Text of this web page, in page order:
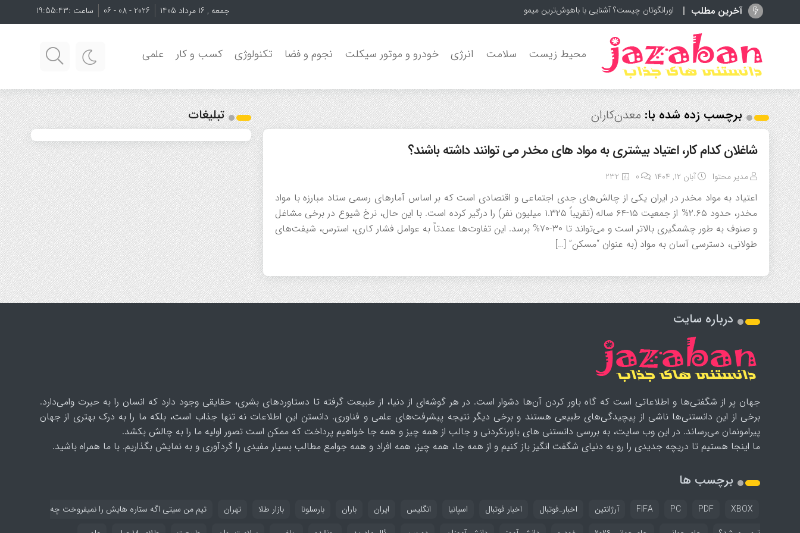
آخرین مطلب اورانگوتان چیست؟ آشنایی با باهوش‌ترین میمون جنگل‌ جمعه , 16 مرداد 1405 2026 - 08 - 06 ساعت :19:55:44
محیط زیست سلامت انرژی خودرو و موتور سیکلت نجوم و فضا تکنولوژی کسب و کار علمی
برچسب زده شده با:معدن‌کاران
شاغلان کدام کار، اعتیاد بیشتری به مواد های مخدر می توانند داشته باشند؟
مدیر محتوا آبان ۱۲, ۱۴۰۴ 0
232
اعتیاد به مواد مخدر در ایران یکی از چالش‌های جدی اجتماعی و اقتصادی است که بر اساس آمارهای رسمی ستاد مبارزه با مواد
مخدر، حدود ۲.۶۵% از جمعیت ۱۵-۶۴ ساله (تقریباً ۱.۳۲۵ میلیون نفر) را درگیر کرده است. با این حال، نرخ شیوع در برخی مشاغل
و صنوف به طور چشمگیری بالاتر است و می‌تواند تا ۳۰-۷۰% برسد. این تفاوت‌ها عمدتاً به عوامل فشار کاری، استرس، شیفت‌های
طولانی، دسترسی آسان به مواد (به عنوان “مسکن” […]
تبلیغات
درباره سایت
جهان پر از شگفتی‌ها و اطلاعاتی است که گاه باور کردن آن‌ها دشوار است. در هر گوشه‌ای از دنیا، از طبیعت گرفته تا دستاوردهای بشری، حقایقی وجود دارد که انسان را به حیرت وامی‌دارد.
برخی از این دانستنی‌ها ناشی از پیچیدگی‌های طبیعی هستند و برخی دیگر نتیجه پیشرفت‌های علمی و فناوری. دانستن این اطلاعات نه تنها جذاب است، بلکه ما را به درک بهتری از جهان
پیرامونمان می‌رساند. در این وب سایت، به بررسی دانستنی های باورنکردنی و جالب از همه چیز و همه جا خواهیم پرداخت که ممکن است تصور اولیه ما را به چالش بکشد.
ما اینجا هستیم تا دریچه جدیدی را رو به دنیای شگفت انگیز باز کنیم و از همه جا، همه چیز، همه افراد و همه جوامع مطالب بسیار مفیدی را گردآوری و به نمایش بگذاریم. با ما همراه باشید.
برچسب ها
FIFA PC PDF XBOX آرژانتین اخبار_فوتبال اخبار فوتبال اسپانیا انگلیس ایران باران بارسلونا بازار طلا تهران
تیم من سیتی اگه ستاره هایش را نمیفروخت چه